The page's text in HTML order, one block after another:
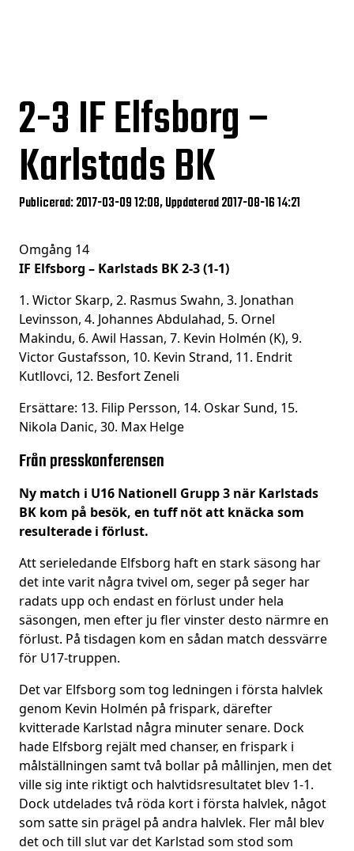
2-3IF Elfsborg –
Karlstads BK
Publicerad: 2017-03-09 12:08, Uppdaterad 2017-08-16 14:21
Omgång 14
IF Elfsborg – Karlstads BK 2-3 (1-1)
1. Wictor Skarp, 2. Rasmus Swahn, 3. Jonathan
Levinsson, 4. Johannes Abdulahad, 5. Ornel
Makindu, 6. Awil Hassan, 7. Kevin Holmén (K), 9.
Victor Gustafsson, 10. Kevin Strand, 11. Endrit
Kutllovci, 12. Besfort Zeneli
Ersättare: 13. Filip Persson, 14. Oskar Sund, 15.
Nikola Danic, 30. Max Helge
Från presskonferensen
Ny match i U16 Nationell Grupp 3 när Karlstads
BK kom på besök, en tuff nöt att knäcka som
resulterade i förlust.
Att serieledande Elfsborg haft en stark säsong har
det inte varit några tvivel om, seger på seger har
radats upp och endast en förlust under hela
säsongen, men efter ju fler vinster desto närmre en
förlust. På tisdagen kom en sådan match dessvärre
för U17-truppen.
Det var Elfsborg som tog ledningen i första halvlek
genom Kevin Holmén på frispark, därefter
kvitterade Karlstad några minuter senare. Dock
hade Elfsborg rejält med chanser, en frispark i
målställningen samt två bollar på mållinjen, men det
ville sig inte riktigt och halvtidsresultatet blev 1-1.
Dock utdelades två röda kort i första halvlek, något
som satte sin prägel på andra halvlek. Fler mål blev
det och till slut var det Karlstad som stod som